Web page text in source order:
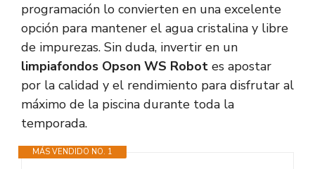
programación lo convierten en una excelente
opción para mantener el agua cristalina y libre
de impurezas. Sin duda, invertir en un
limpiafondos Opson WS Robot es apostar
por la calidad y el rendimiento para disfrutar al
máximo de la piscina durante toda la
temporada.
MÁS VENDIDO NO. 1